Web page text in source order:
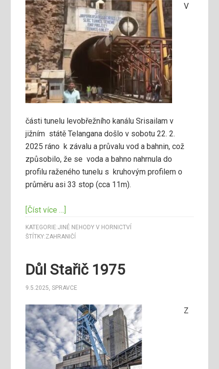
V
části tunelu levobřežního kanálu Srisailam v
jižním státě Telangana došlo v sobotu 22. 2.
2025 ráno k závalu a průvalu vod a bahnin, což
způsobilo, že se voda a bahno nahrnula do
profilu raženého tunelu s kruhovým profilem o
průměru asi 33 stop (cca 11m).
[Číst více …]
KATEGORIE:JINÉ NEHODY V HORNICTVÍ
ŠTÍTKY:ZAHRANIČÍ
Důl Stařič 1975
9.5.2025,SPRAVCE
Z